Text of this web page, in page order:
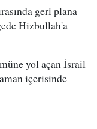
geri plana
Hizbullah'a
yol açan İsrail
içerisinde